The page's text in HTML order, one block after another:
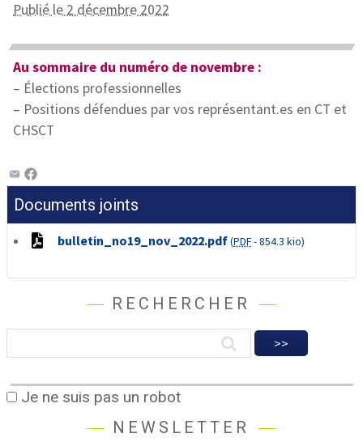
Publié le 2 décembre 2022
Au sommaire du numéro de novembre :
– Élections professionnelles
– Positions défendues par vos représentant.es en CT et
CHSCT
Documents joints
bulletin_no19_nov_2022.pdf(PDF-854.3 kio)
RECHERCHER
Je ne suis pas un robot
NEWSLETTER